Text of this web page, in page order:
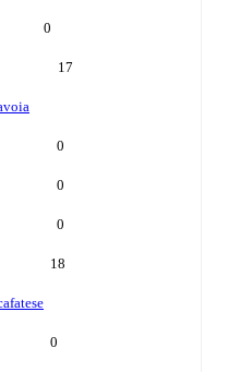
0
17
0
0
0
18
0